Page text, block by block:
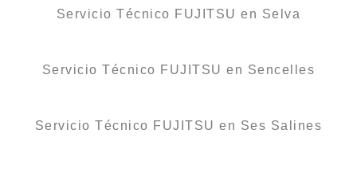
Servicio Técnico FUJITSU en Selva
Servicio Técnico FUJITSU en Sencelles
Servicio Técnico FUJITSU en Ses Salines